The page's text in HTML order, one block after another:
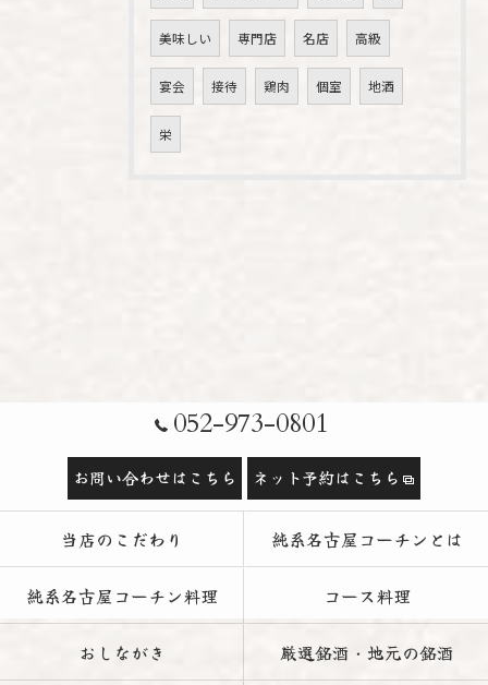
美味しい 専門店 名店 高級
宴会 接待 鶏肉 個室 地酒
栄
052-973-0801
お問い合わせはこちら ネット予約はこちら
当店のこだわり 純系名古屋コーチンとは
純系名古屋コーチン料理 コース料理
おしながき 厳選銘酒・地元の銘酒